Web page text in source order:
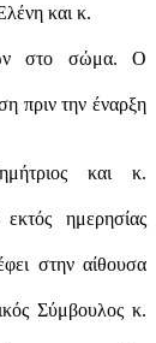
και κ.
στο σώμα. Ο
πριν την έναρξη
και κ.
ημερησίας
στην αίθουσα
Σύμβουλος κ.